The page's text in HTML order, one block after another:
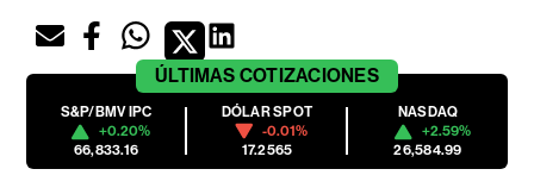
ÚLTIMAS COTIZACIONES
S&P/BMV IPC
+0.20%
66,833.16
DÓLAR SPOT
-0.01%
17.2565
NASDAQ
+2.59%
26,584.99